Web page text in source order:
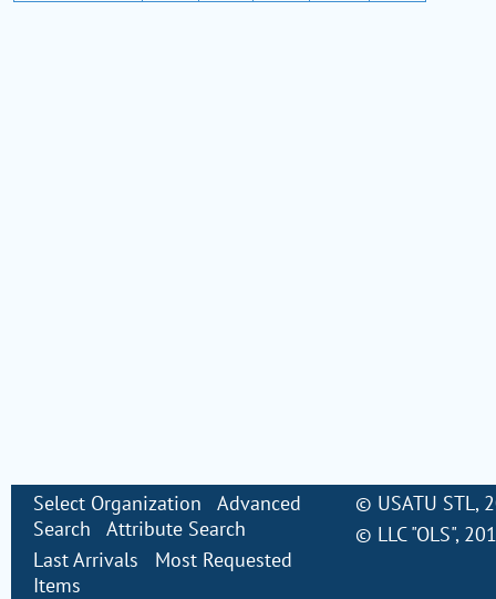
Select Organization
Advanced
Search
Attribute Search
Last Arrivals
Most Requested
Items
© USATU STL,
© LLC "OLS",